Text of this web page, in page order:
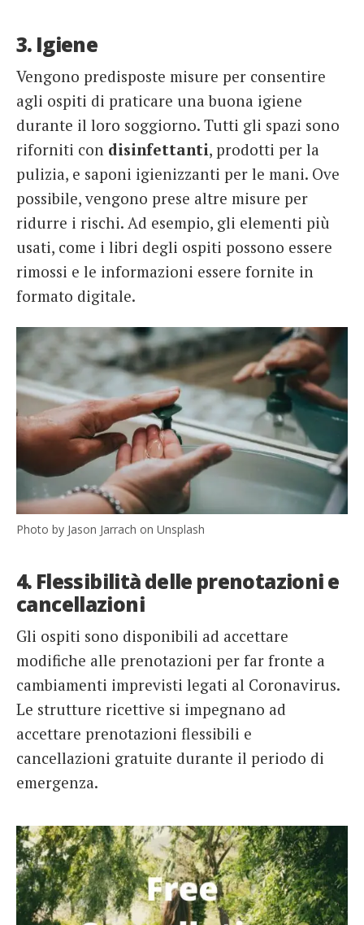
3. Igiene
Vengono predisposte misure per consentire
agli ospiti di praticare una buona igiene
durante il loro soggiorno. Tutti gli spazi sono
riforniti con disinfettanti, prodotti per la
pulizia, e saponi igienizzanti per le mani. Ove
possibile, vengono prese altre misure per
ridurre i rischi. Ad esempio, gli elementi più
usati, come i libri degli ospiti possono essere
rimossi e le informazioni essere fornite in
formato digitale.
Photo by Jason Jarrach on Unsplash
4. Flessibilità delle prenotazioni e
cancellazioni
Gli ospiti sono disponibili ad accettare
modifiche alle prenotazioni per far fronte a
cambiamenti imprevisti legati al Coronavirus.
Le strutture ricettive si impegnano ad
accettare prenotazioni flessibili e
cancellazioni gratuite durante il periodo di
emergenza.